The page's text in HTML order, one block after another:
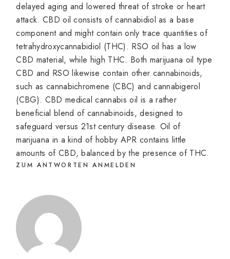
delayed aging and lowered threat of stroke or heart
attack. CBD oil consists of cannabidiol as a base
component and might contain only trace quantities of
tetrahydroxycannabidiol (THC). RSO oil has a low
CBD material, while high THC. Both marijuana oil type
CBD and RSO likewise contain other cannabinoids,
such as cannabichromene (CBC) and cannabigerol
(CBG). CBD medical cannabis oil is a rather
beneficial blend of cannabinoids, designed to
safeguard versus 21st century disease. Oil of
marijuana in a kind of hobby APR contains little
amounts of CBD, balanced by the presence of THC.
ZUM ANTWORTEN ANMELDEN